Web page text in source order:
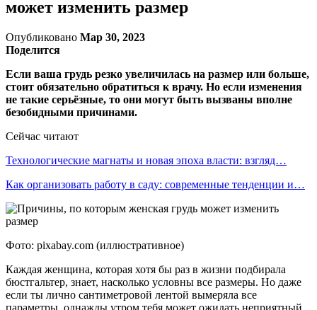
может изменить размер
Опубликовано Мар 30, 2023
Поделится
Если ваша грудь резко увеличилась на размер или больше,
стоит обязательно обратиться к врачу. Но если изменения
не такие серьёзные, то они могут быть вызваны вполне
безобидными причинами.
Сейчас читают
Технологические магнаты и новая эпоха власти: взгляд…
Как организовать работу в саду: современные тенденции и…
Фото: pixabay.com (иллюстративное)
Каждая женщина, которая хотя бы раз в жизни подбирала
бюстгальтер, знает, насколько условны все размеры. Но даже
если ты лично сантиметровой лентой вымеряла все
параметры, однажды утром тебя может ожидать неприятный